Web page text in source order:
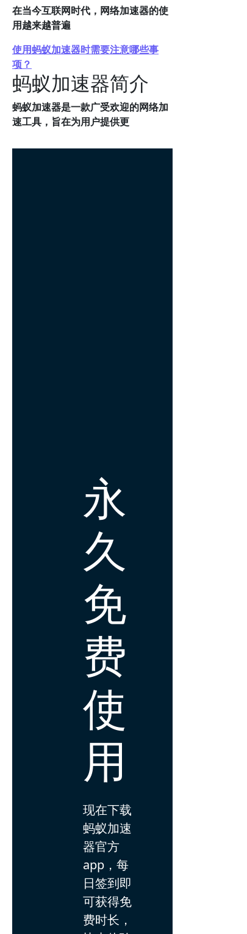
在当今互联网时代，网络加速器的使
用越来越普遍
使用蚂蚁加速器时需要注意哪些事
项？
蚂蚁加速器简介
蚂蚁加速器是一款广受欢迎的网络加
速工具，旨在为用户提供更
永
久
免
费
使
用
现在下载
蚂蚁加速
器官方
app，每
日签到即
可获得免
费时长，